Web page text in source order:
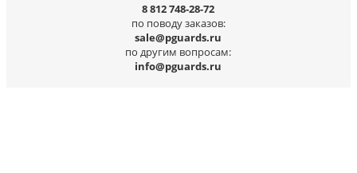
8 812 748-28-72
по поводу заказов:
sale@pguards.ru
по другим вопросам:
info@pguards.ru